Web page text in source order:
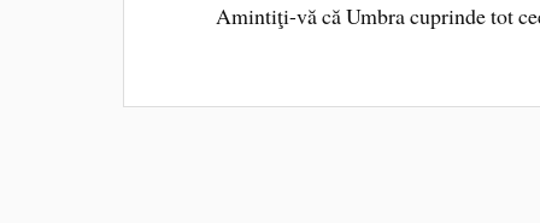
Amintiţi-vă că Umbra cuprinde tot